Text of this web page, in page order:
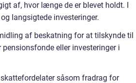
af, hvor længe de er blevet holdt. I
langsigtede investeringer.
af beskatning for at tilskynde til
eller investeringer i
såsom fradrag for